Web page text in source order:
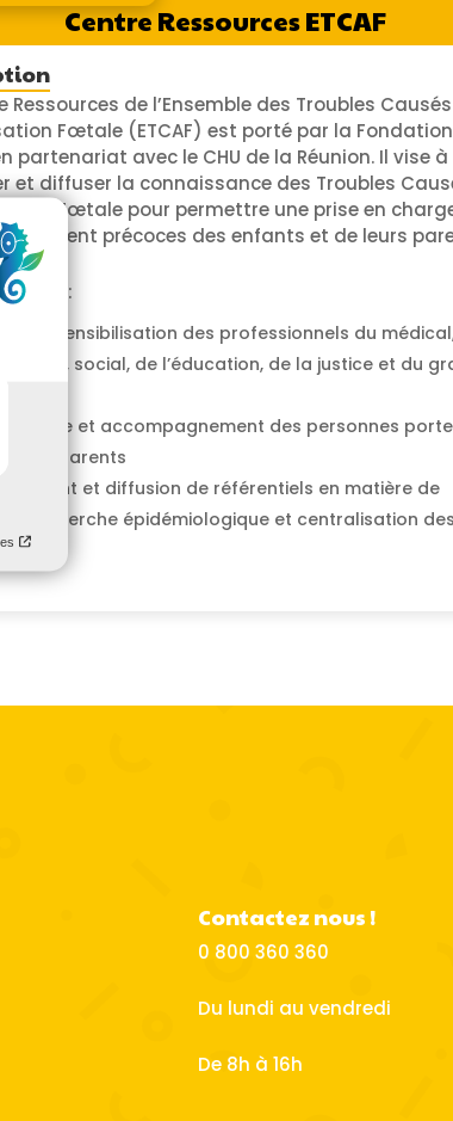
Centre Ressources ETCAF
Ressources de l’Ensemble des Troubles
Fœtale (ETCAF) est porté par la Fondation
partenariat avec le CHU de la Réunion. Il vise à
et diffuser la connaissance des Troubles
Fœtale pour permettre une prise en
précoces des enfants et de leurs
par :
et sensibilisation des professionnels du
social, social, de l’éducation, de la justice et du
charge et accompagnement des personnes
leurs parents
et diffusion de référentiels en matière de
recherche épidémiologique et centralisation des
Contactez nous !
0 800 360 360
Du lundi au vendredi
De 8h à 16h